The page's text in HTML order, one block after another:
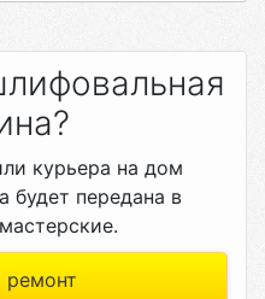
курьера на дом
будет передана в
ремонт